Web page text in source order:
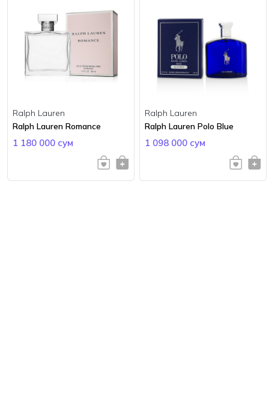
Ralph Lauren
Ralph Lauren Romance
1 180 000 сум
Ralph Lauren
Ralph Lauren Polo Blue
1 098 000 сум